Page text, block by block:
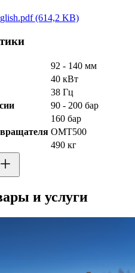
(614,2 KB)
92 - 140 мм
40 кВт
38 Гц
90 - 200 бар
160 бар
OMT500
490 кг
и услуги